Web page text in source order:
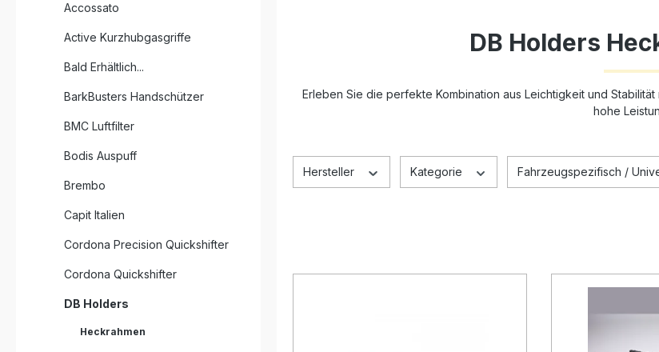
Accossato
Active Kurzhubgasgriffe
Bald Erhältlich...
BarkBusters Handschützer
BMC Luftfilter
Bodis Auspuff
Brembo
Capit Italien
Cordona Precision Quickshifter
Cordona Quickshifter
DB Holders
Heckrahmen
DB Holders
Erleben Sie die perfekte Kombination aus Leichtigkeit und
hohe
Hersteller Kategorie Fahrzeugspezifisch /